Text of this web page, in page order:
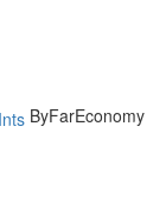
ByFarEconomy